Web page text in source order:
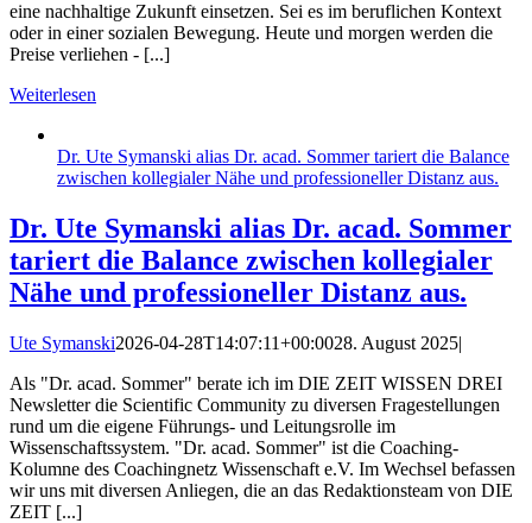
eine nachhaltige Zukunft einsetzen. Sei es im beruflichen Kontext
oder in einer sozialen Bewegung. Heute und morgen werden die
Preise verliehen - [...]
Weiterlesen
Dr. Ute Symanski alias Dr. acad. Sommer tariert die Balance
zwischen kollegialer Nähe und professioneller Distanz aus.
Dr. Ute Symanski alias Dr. acad. Sommer
tariert die Balance zwischen kollegialer
Nähe und professioneller Distanz aus.
Ute Symanski2026-04-28T14:07:11+00:0028. August 2025|
Als "Dr. acad. Sommer" berate ich im DIE ZEIT WISSEN DREI
Newsletter die Scientific Community zu diversen Fragestellungen
rund um die eigene Führungs- und Leitungsrolle im
Wissenschaftssystem. "Dr. acad. Sommer" ist die Coaching-
Kolumne des Coachingnetz Wissenschaft e.V. Im Wechsel befassen
wir uns mit diversen Anliegen, die an das Redaktionsteam von DIE
ZEIT [...]